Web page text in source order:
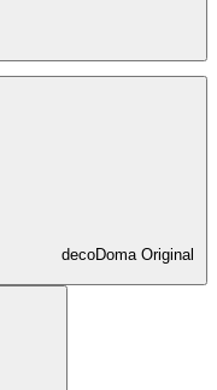
decoDoma Original